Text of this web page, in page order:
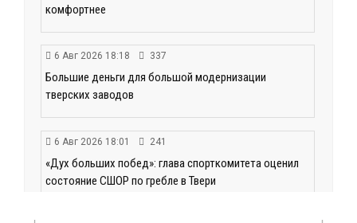
комфортнее
6 Авг 2026 18:18 337
Большие деньги для большой модернизации
тверских заводов
6 Авг 2026 18:01 241
«Дух больших побед»: глава спорткомитета оценил
состояние СШОР по гребле в Твери